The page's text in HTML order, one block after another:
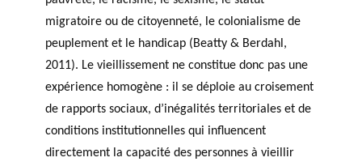
migratoire ou de citoyenneté, le colonialisme de
peuplement et le handicap (Beatty & Berdahl,
2011). Le vieillissement ne constitue donc pas une
expérience homogène : il se déploie au croisement
de rapports sociaux, d’inégalités territoriales et de
conditions institutionnelles qui influencent
directement la capacité des personnes à vieillir